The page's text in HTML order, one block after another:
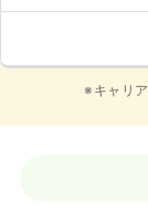
※キャリ